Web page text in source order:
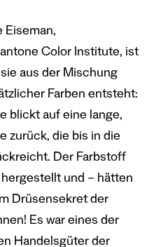
Eiseman,
Color Institute, ist
aus der Mischung
Farben entsteht:
blickt auf eine lange,
zurück, die bis in die
Der Farbstoff
und – hätten
Drüsensekret der
Es war eines der
Handelsgüter der